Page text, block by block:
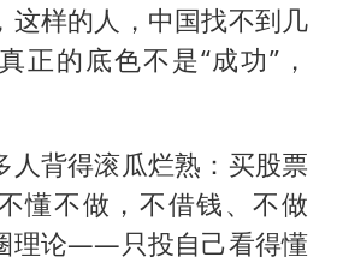
这样的人，中国找不到几
正的底色不是“成功”，
人背得滚瓜烂熟：买股票
懂不做，不借钱、不做
理论——只投自己看得懂